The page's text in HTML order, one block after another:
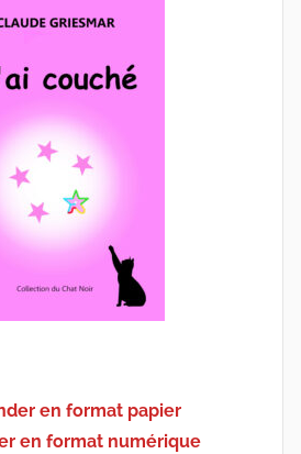
en format papier
en format numérique